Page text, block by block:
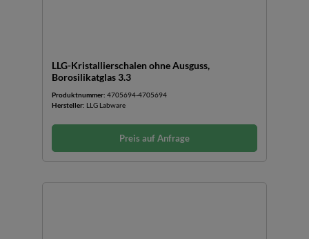
LLG-Kristallierschalen ohne Ausguss,
Borosilikatglas 3.3
Produktnummer: 4705694-4705694
Hersteller: LLG Labware
Preis auf Anfrage